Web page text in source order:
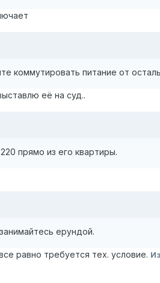
коммутировать питание от
её на суд..
прямо из его квартиры.
ерундой.
равно требуется тех. условие.